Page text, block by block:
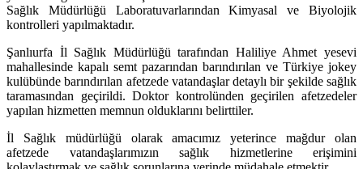
Sağlık Müdürlüğü Laboratuvarlarından Kimyasal ve Biyolojik
kontrolleri yapılmaktadır.
Şanlıurfa İl Sağlık Müdürlüğü tarafından Haliliye Ahmet yesevi
mahallesinde kapalı semt pazarından barındırılan ve Türkiye jokey
kulübünde barındırılan afetzede vatandaşlar detaylı bir şekilde sağlık
taramasından geçirildi. Doktor kontrolünden geçirilen afetzedeler
yapılan hizmetten memnun olduklarını belirttiler.
İl Sağlık müdürlüğü olarak amacımız yeterince mağdur olan
afetzede vatandaşlarımızın sağlık hizmetlerine erişimini